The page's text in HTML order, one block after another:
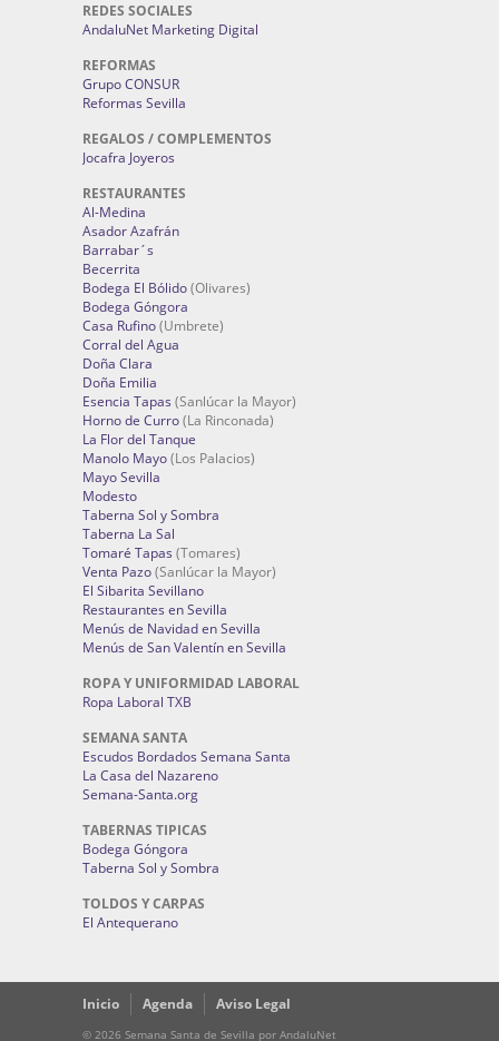
REDES SOCIALES
AndaluNet Marketing Digital
REFORMAS
Grupo CONSUR
Reformas Sevilla
REGALOS / COMPLEMENTOS
Jocafra Joyeros
RESTAURANTES
Al-Medina
Asador Azafrán
Barrabar´s
Becerrita
Bodega El Bólido(Olivares)
Bodega Góngora
Casa Rufino(Umbrete)
Corral del Agua
Doña Clara
Doña Emilia
Esencia Tapas (Sanlúcar la Mayor)
Horno de Curro(La Rinconada)
La Flor del Tanque
Manolo Mayo(Los Palacios)
Mayo Sevilla
Modesto
Taberna Sol y Sombra
Taberna La Sal
Tomaré Tapas (Tomares)
Venta Pazo(Sanlúcar la Mayor)
El Sibarita Sevillano
Restaurantes en Sevilla
Menús de Navidad en Sevilla
Menús de San Valentín en Sevilla
ROPA Y UNIFORMIDAD LABORAL
Ropa Laboral TXB
SEMANA SANTA
Escudos Bordados Semana Santa
La Casa del Nazareno
Semana-Santa.org
TABERNAS TIPICAS
Bodega Góngora
Taberna Sol y Sombra
TOLDOS Y CARPAS
El Antequerano
Inicio Agenda Aviso Legal
© 2026 Semana Santa de Sevilla por AndaluNet